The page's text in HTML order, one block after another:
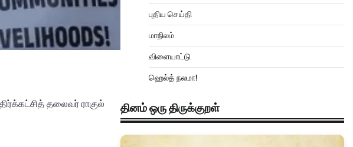
தலைவர் ராகுல்
புதிய செய்தி
மாநிலம்
விளையாட்டு
ஹெல்த் நலமா!
தினம் ஒரு திருக்குறள்